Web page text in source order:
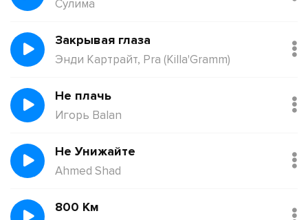
Сулима
Закрывая глаза
Энди Картрайт, Pra (Killa'Gramm)
Не плачь
Игорь Balan
Не Унижайте
Ahmed Shad
800 Км